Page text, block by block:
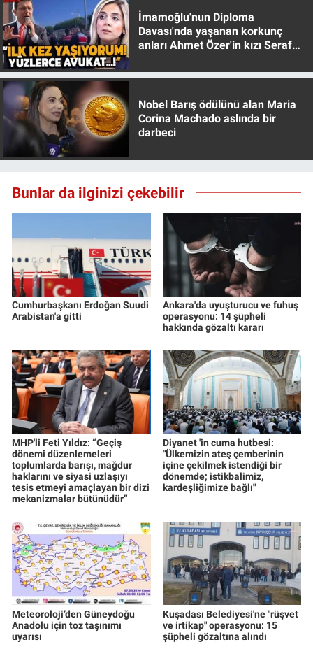
İmamoğlu'nun Diploma
Davası'nda yaşanan korkunç
anları Ahmet Özer'in kızı Seraf
Nobel Barış ödülünü alan Maria
Corina Machado aslında bir
darbeci
Bunlar da ilginizi çekebilir
Cumhurbaşkanı Erdoğan Suudi
Arabistan'a gitti
Ankara'da uyuşturucu ve fuhuş
operasyonu: 14 şüpheli
hakkında gözaltı kararı
MHP'li Feti Yıldız: “Geçiş
dönemi düzenlemeleri
toplumlarda barışı, mağdur
haklarını ve siyasi uzlaşıyı
tesis etmeyi amaçlayan bir dizi
mekanizmalar bütünüdür”
Diyanet 'in cuma hutbesi:
"Ülkemizin ateş çemberinin
içine çekilmek istendiği bir
dönemde; istikbalimiz,
kardeşliğimize bağlı"
Meteoroloji’den Güneydoğu
Anadolu için toz taşınımı
uyarısı
Kuşadası Belediyesi'ne "rüşvet
ve irtikap" operasyonu: 15
şüpheli gözaltına alındı